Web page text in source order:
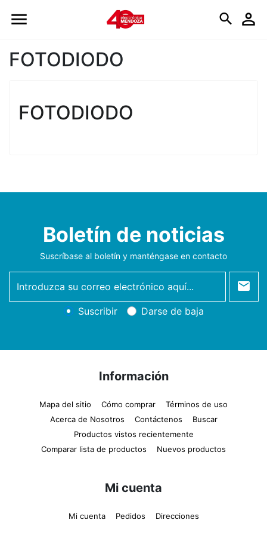
FOTODIODO
FOTODIODO
Boletín de noticias
Suscríbase al boletín y manténgase en contacto
newsletter
Suscribir Darse de baja
Información
Mapa del sitio Cómo comprar
Términos de uso
Acerca de Nosotros
Contáctenos
Buscar
Productos vistos recientemente
Comparar lista de productos
Nuevos productos
Mi cuenta
Mi cuenta Pedidos Direcciones